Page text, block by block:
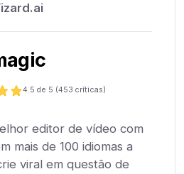
4.5 de 5 (453 críticas)
editor de vídeo com
mais de 100 idiomas a
viral em questão de